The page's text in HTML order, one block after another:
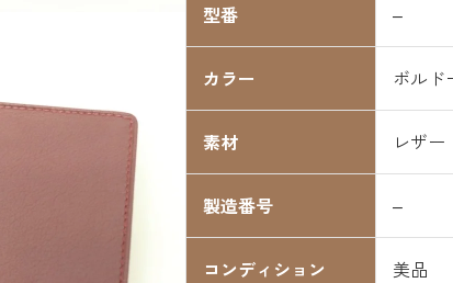
型番 –
カラー ボルド
素材 レザー
製造番号 –
コンディション 美品